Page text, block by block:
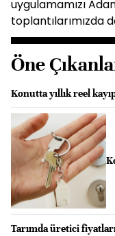
uygulamamızı
toplantılarımızda
Öne
Konutta yıllık reel
Tarımda üretici